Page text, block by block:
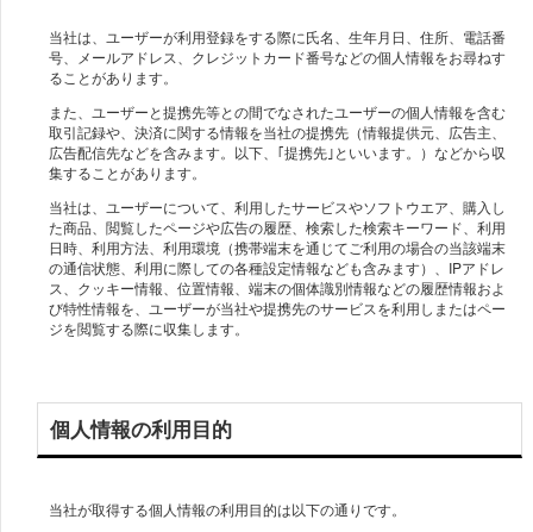
当社は、ユーザーが利用登録をする際に氏名、生年月日、住所、電話番
号、メールアドレス、クレジットカード番号などの個人情報をお尋ねす
ることがあります。
また、ユーザーと提携先等との間でなされたユーザーの個人情報を含む
取引記録や、決済に関する情報を当社の提携先（情報提供元、広告主、
広告配信先などを含みます。以下、｢提携先｣といいます。）などから収
集することがあります。
当社は、ユーザーについて、利用したサービスやソフトウエア、購入し
た商品、閲覧したページや広告の履歴、検索した検索キーワード、利用
日時、利用方法、利用環境（携帯端末を通じてご利用の場合の当該端末
の通信状態、利用に際しての各種設定情報なども含みます）、IPアドレ
ス、クッキー情報、位置情報、端末の個体識別情報などの履歴情報およ
び特性情報を、ユーザーが当社や提携先のサービスを利用しまたはペー
ジを閲覧する際に収集します。
個人情報の利用目的
当社が取得する個人情報の利用目的は以下の通りです。